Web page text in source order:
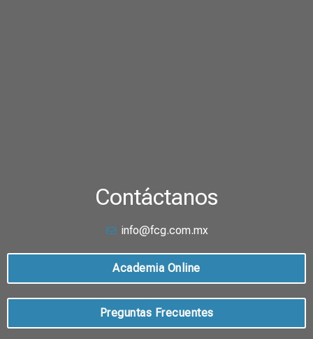
Contáctanos
info@fcg.com.mx
Academia Online
Preguntas Frecuentes